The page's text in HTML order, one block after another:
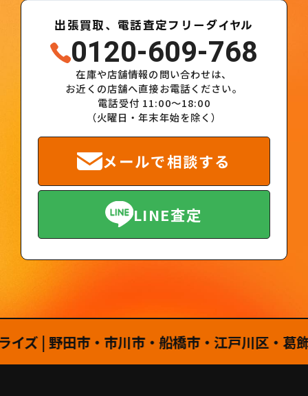
出張買取、電話査定フリーダイヤル
0120-609-768
在庫や店舗情報の問い合わせは、
お近くの店舗へ直接お電話ください。
電話受付 11:00～18:00
（火曜日・年末年始を除く）
メールで相談する
LINE査定
田市・市川市・船橋市・江戸川区・葛飾区